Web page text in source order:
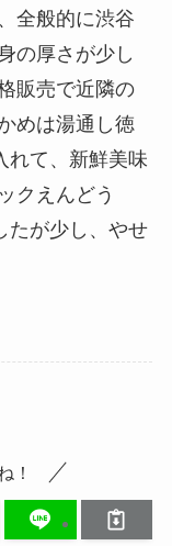
全般的に渋谷
の厚さが少し
販売で近隣の
めは湯通し徳
れて、新鮮美味
クえんどう
たが少し、やせ
！